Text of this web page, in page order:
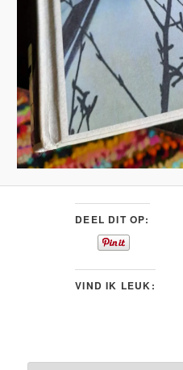
DEEL DIT OP:
VIND IK LEUK: